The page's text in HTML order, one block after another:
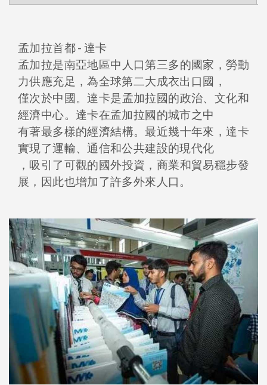
孟加拉首都 - 達卡
孟加拉是南亞地區中人口第三多的國家，勞動
力供應充足，為全球第二大成衣出口國，
僅次於中國。達卡是孟加拉國的政治、文化和
經濟中心。達卡在孟加拉國的城市之中
有著最多樣的經濟結構。最近幾十年來，達卡
實現了運輸、通信和公共建設的現代化
，吸引了可觀的國外投資，商業和貿易穩步發
展，因此也增加了許多外來人口。